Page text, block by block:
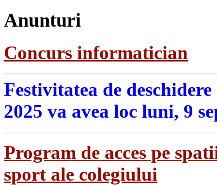
Anunturi
Concurs informatician
Festivitatea de
2025 va avea loc luni, 9
Program de acces pe
sport ale colegiului